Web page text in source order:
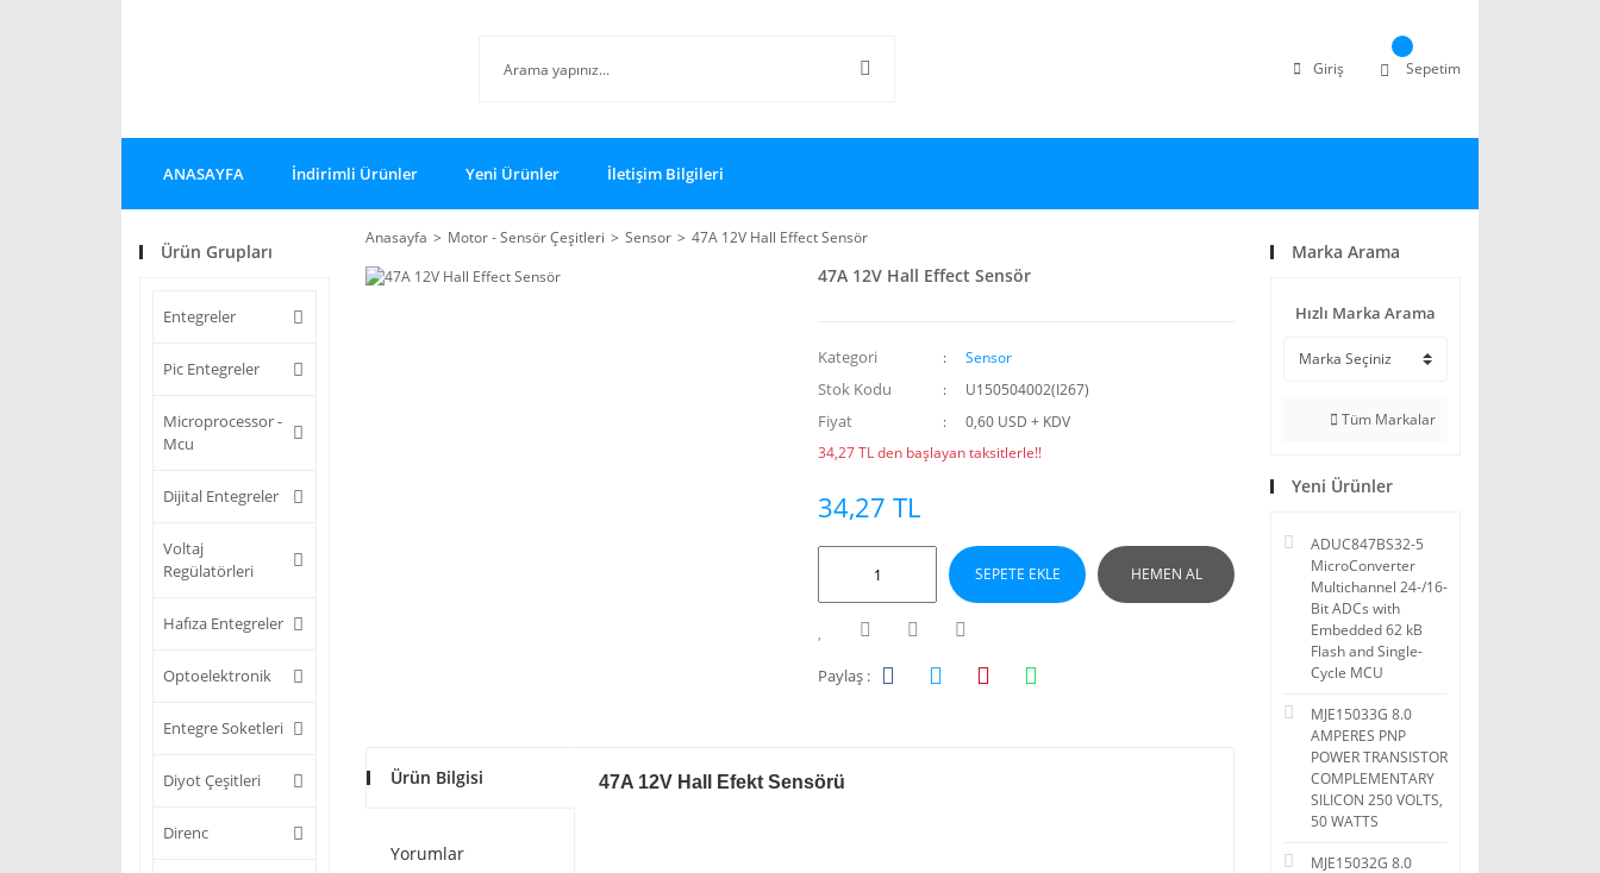
Giriş Sepetim
ANASAYFA İndirimli Ürünler Yeni Ürünler İletişim Bilgileri
Ürün Grupları
Entegreler
Pic Entegreler
Microprocessor -
Mcu
Dijital Entegreler
Voltaj
Regülatörleri
Hafıza Entegreler
Optoelektronik
Entegre Soketleri
Diyot Çeşitleri
Direnc
Anasayfa Motor - Sensör Çeşitleri Sensor 47A 12V Hall Effect Sensör
47A 12V Hall Effect Sensör
Kategori Sensor
Stok Kodu U150504002(I267)
Fiyat
0,60 USD + KDV
34,27 TL den başlayan taksitlerle!!
34,27 TL
SEPETE EKLE HEMEN AL
Paylaş :
Ürün Bilgisi
Yorumlar
47A 12V Hall Efekt Sensörü
Marka Arama
Hızlı Marka Arama
Tüm Markalar
Yeni Ürünler
ADUC847BS32-5
MicroConverter
Multichannel 24-/16-
Bit ADCs with
Embedded 62 kB
Flash and Single-
Cycle MCU
MJE15033G 8.0
AMPERES PNP
POWER TRANSISTOR
COMPLEMENTARY
SILICON 250 VOLTS,
50 WATTS
MJE15032G 8.0